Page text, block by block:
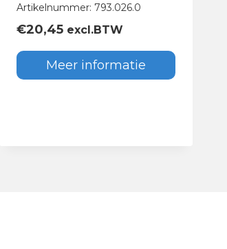
Artikelnummer: 793.026.0
€20,45 excl.BTW
Meer informatie